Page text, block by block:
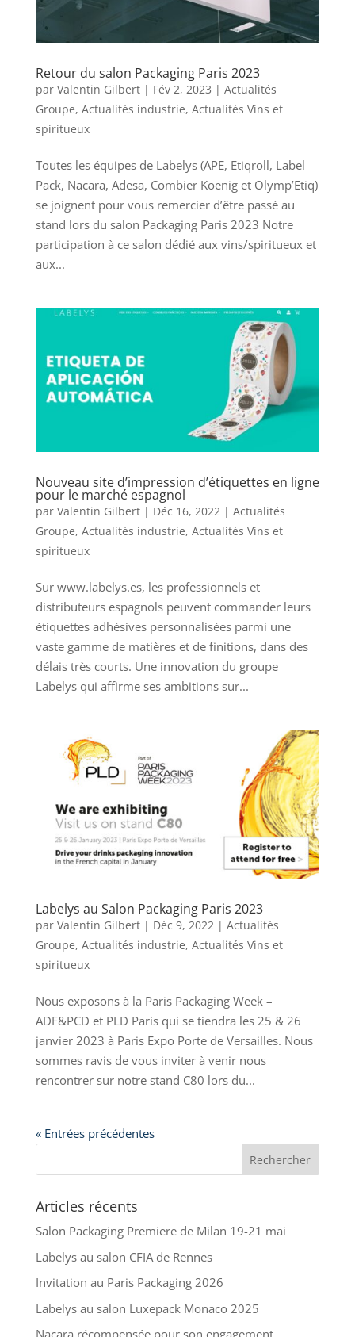
Retour du salon Packaging Paris 2023
par Valentin Gilbert| Fév 2, 2023 | Actualités
Groupe, Actualités industrie, Actualités Vins et
spiritueux
Toutes les équipes de Labelys (APE, Etiqroll, Label
Pack, Nacara, Adesa, Combier Koenig et Olymp’Etiq)
se joignent pour vous remercier d’être passé au
stand lors du salon Packaging Paris 2023 Notre
participation à ce salon dédié aux vins/spiritueux et
aux...
Nouveau site d’impression d’étiquettes en ligne
pour le marché espagnol
par Valentin Gilbert| Déc 16, 2022| Actualités
Groupe, Actualités industrie, Actualités Vins et
spiritueux
Sur www.labelys.es, les professionnels et
distributeurs espagnols peuvent commander leurs
étiquettes adhésives personnalisées parmi une
vaste gamme de matières et de finitions, dans des
délais très courts. Une innovation du groupe
Labelys qui affirme ses ambitions sur...
Labelys au Salon Packaging Paris 2023
par Valentin Gilbert| Déc 9, 2022| Actualités
Groupe, Actualités industrie, Actualités Vins et
spiritueux
Nous exposons à la Paris Packaging Week –
ADF&PCD et PLD Paris qui se tiendra les 25 & 26
janvier 2023 à Paris Expo Porte de Versailles. Nous
sommes ravis de vous inviter à venir nous
rencontrer sur notre stand C80 lors du...
« Entrées précédentes
Articles récents
Salon Packaging Premiere de Milan 19-21 mai
Labelys au salon CFIA de Rennes
Invitation au Paris Packaging 2026
Labelys au salon Luxepack Monaco 2025